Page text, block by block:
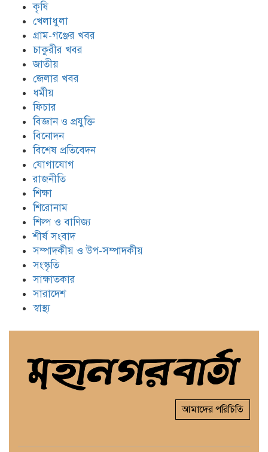
কৃষি
খেলাধুলা
গ্রাম-গঞ্জের খবর
চাকুরীর খবর
জাতীয়
জেলার খবর
ধর্মীয়
ফিচার
বিজ্ঞান ও প্রযুক্তি
বিনোদন
বিশেষ প্রতিবেদন
যোগাযোগ
রাজনীতি
শিক্ষা
শিরোনাম
শিল্প ও বাণিজ্য
শীর্ষ সংবাদ
সম্পাদকীয় ও উপ-সম্পাদকীয়
সংস্কৃতি
সাক্ষাতকার
সারাদেশ
স্বাস্থ্য
আমাদের পরিচিতি